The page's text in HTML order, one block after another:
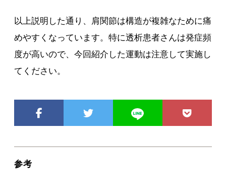
以上説明した通り、肩関節は構造が複雑なために痛
めやすくなっています。特に透析患者さんは発症頻
度が高いので、今回紹介した運動は注意して実施し
てください。
参考